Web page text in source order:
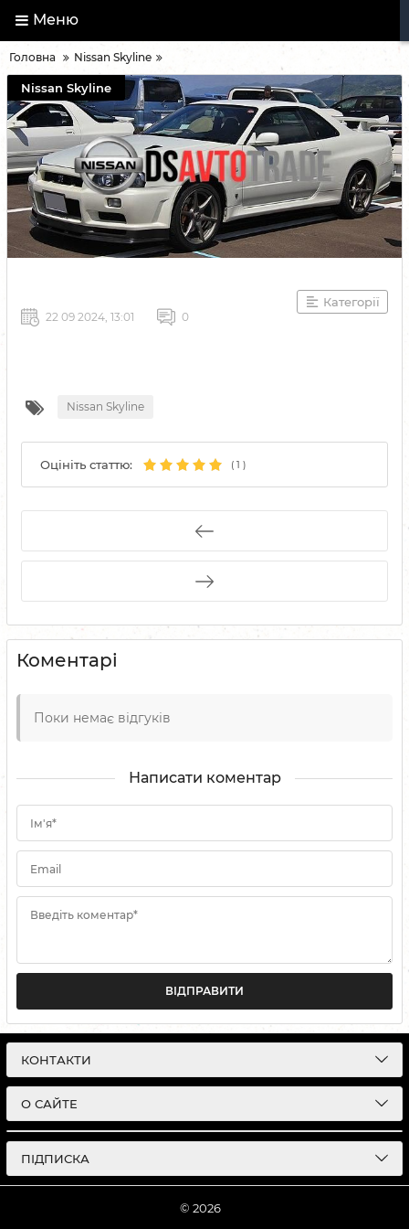
Меню
Головна Nissan Skyline
Nissan Skyline
Категорії
22 09 2024, 13:01 0
Nissan Skyline
Оцініть статтю: ( 1 )
Коментарі
Поки немає відгуків
Написати коментар
Ім'я*
Email
Введіть коментар*
ВІДПРАВИТИ
КОНТАКТИ
О САЙТЕ
ПІДПИСКА
© 2026